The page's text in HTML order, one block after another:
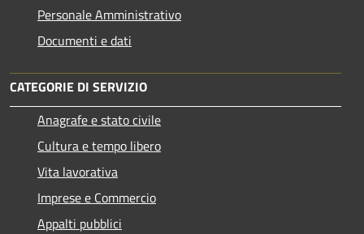
Personale Amministrativo
Documenti e dati
CATEGORIE DI SERVIZIO
Anagrafe e stato civile
Cultura e tempo libero
Vita lavorativa
Imprese e Commercio
Appalti pubblici